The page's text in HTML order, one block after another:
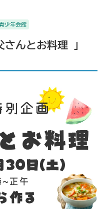
少年会館
んとお料理 」